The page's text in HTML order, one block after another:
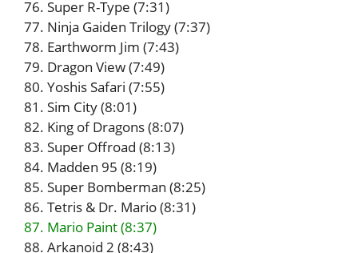
76. Super R-Type (7:31)
77. Ninja Gaiden Trilogy (7:37)
78. Earthworm Jim (7:43)
79. Dragon View (7:49)
80. Yoshis Safari (7:55)
81. Sim City (8:01)
82. King of Dragons (8:07)
83. Super Offroad (8:13)
84. Madden 95 (8:19)
85. Super Bomberman (8:25)
86. Tetris & Dr. Mario (8:31)
87. Mario Paint (8:37)
88. Arkanoid 2 (8:43)